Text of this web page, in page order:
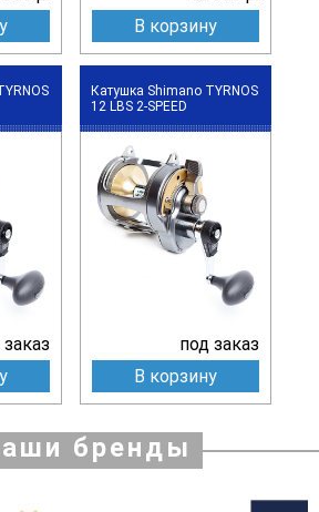
В корзину
Катушка Shimano TYRNOS
12 LBS 2-SPEED
под заказ
В корзину
бренды